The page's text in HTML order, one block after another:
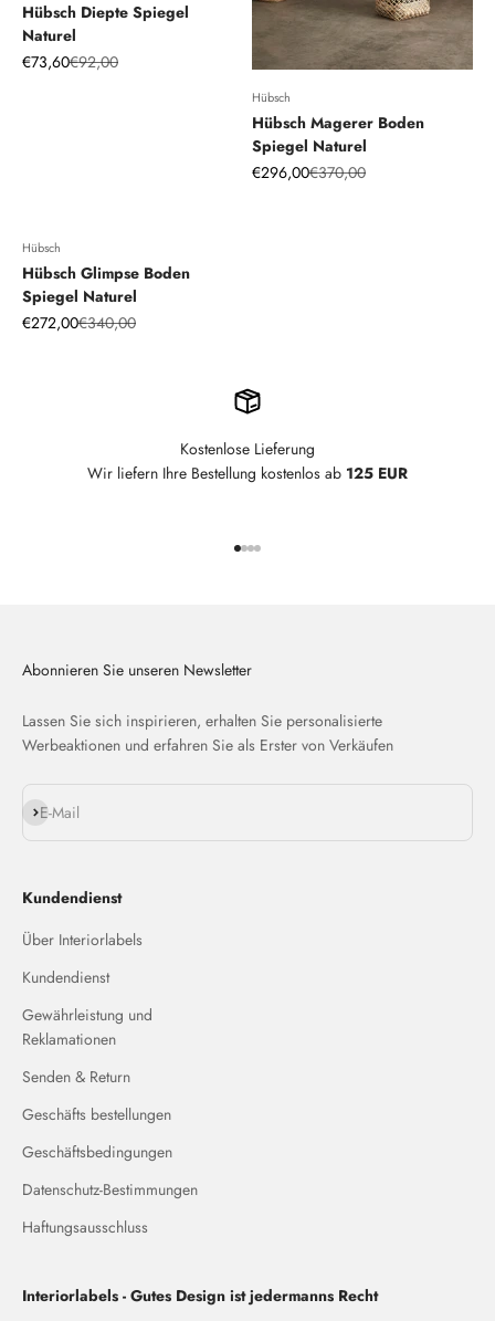
Hübsch Diepte Spiegel
Naturel
Angebot
€73,60Regulärer Preis
€92,00
Hübsch
Hübsch Magerer Boden
Spiegel Naturel
Angebot
€296,00Regulärer Preis
€370,00
Hübsch
Hübsch Glimpse Boden
Spiegel Naturel
Angebot
€272,00Regulärer Preis
€340,00
Kostenlose Lieferung
Wir liefern Ihre Bestellung kostenlos ab 125 EUR
Abonnieren Sie unseren Newsletter
Lassen Sie sich inspirieren, erhalten Sie personalisierte
Werbeaktionen und erfahren Sie als Erster von Verkäufen
E-Mail
Abonnieren
Kundendienst
Über Interiorlabels
Kundendienst
Gewährleistung und
Reklamationen
Senden & Return
Geschäfts bestellungen
Geschäftsbedingungen
Datenschutz-Bestimmungen
Haftungsausschluss
Interiorlabels - Gutes Design ist jedermanns Recht